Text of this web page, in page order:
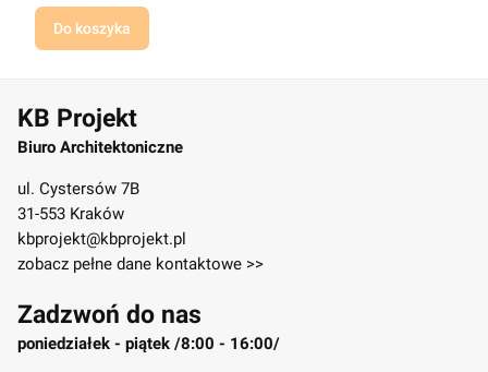
Do koszyka
KB Projekt
Biuro Architektoniczne
ul. Cystersów 7B
31-553 Kraków
kbprojekt@kbprojekt.pl
zobacz pełne dane kontaktowe >>
Zadzwoń do nas
poniedziałek - piątek /8:00 - 16:00/